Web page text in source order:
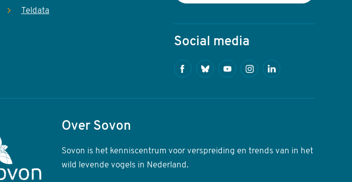
Teldata
Social media
FacebookBlueskyYoutubeInstagramLinkedin
Over Sovon
Sovon is het kenniscentrum voor verspreiding en trends van in het
wild levende vogels in Nederland.